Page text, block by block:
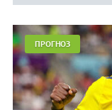
ПРОГНОЗ